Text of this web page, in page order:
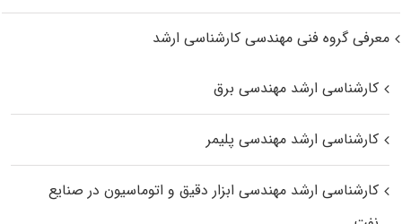
معرفی گروه فنی مهندسی کارشناسی ارشد
کارشناسی ارشد مهندسی برق
کارشناسی ارشد مهندسی پلیمر
کارشناسی ارشد مهندسی ابزار دقیق و اتوماسیون در صنایع